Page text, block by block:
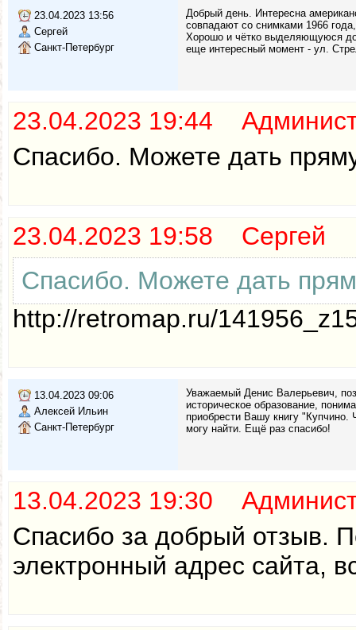
23.04.2023 13:56
Сергей
Санкт-Петербург
Добрый день. Интересна
совпадают со снимками 1966
Хорошо и чётко выделяющуюся
еще интересный момент - ул.
23.04.2023 19:44
Спасибо. Можете дать
23.04.2023 19:58 Сергей
Спасибо. Можете дать
http://retromap.ru/
13.04.2023 09:06
Алексей Ильин
Санкт-Петербург
Уважаемый Денис Валерьевич,
историческое образование,
приобрести Вашу книгу "Купчино.
могу найти. Ещё раз спасибо!
13.04.2023 19:30
Спасибо за добрый отзыв.
электронный адрес сайта,